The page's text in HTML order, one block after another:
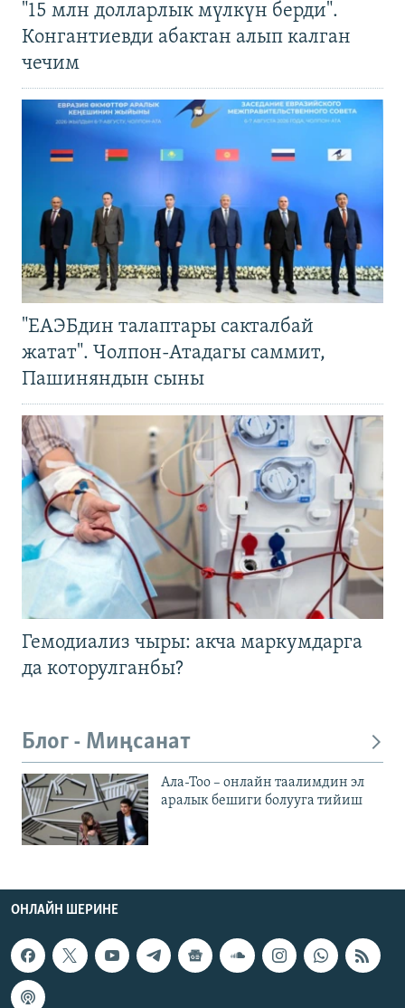
"15 млн долларлык мүлкүн берди".
Конгантиевди абактан алып калган
чечим
"ЕАЭБдин талаптары сакталбай
жатат". Чолпон-Атадагы саммит,
Пашиняндын сыны
Гемодиализ чыры: акча маркумдарга
да которулганбы?
Блог - Миңсанат
Ала-Тоо – онлайн таалимдин эл
аралык бешиги болууга тийиш
ОНЛАЙН ШЕРИНЕ